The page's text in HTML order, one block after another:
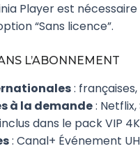
Player est
“Sans licence”.
L’ABONNEMENT
:
à la demande:
dans le pack VIP 4K
: Canal+ Événement